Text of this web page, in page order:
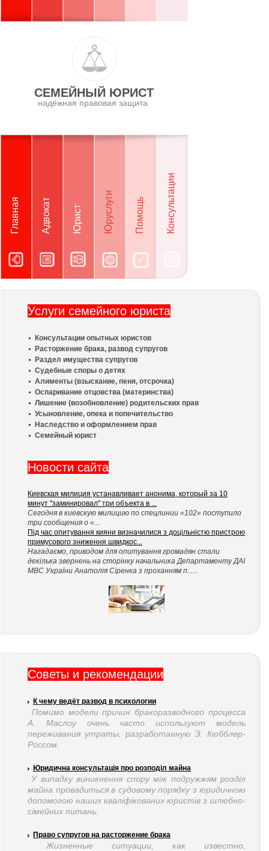
Главная Адвокат Юрист Юруслуги Помощь Консультации
СЕМЕЙНЫЙ ЮРИСТ
надёжная правовая защита
Услуги семейного юриста
Консультации опытных юристов
Расторжение брака, развод супругов
Раздел имущества супругов
Судебные споры о детях
Алименты (взыскание, пеня, отсрочка)
Оспаривание отцовства (материнства)
Лишение (возобновление) родительских прав
Усыновление, опека и попечительство
Наследство и оформлением прав
Семейный юрист
Новости сайта
Киевская милиция устанавливает анонима, который за 10
минут "заминировал" три объекта в ...
Сегодня в киевскую милицию по спецлинии «102» поступило
три сообщения о «...
Під час опитування кияни визначилися з доцільністю пристрою
примусового зниження швидкос...
Нагадаємо, приводом для опитування громадян стали
декілька звернень на сторінку начальника Департаменту ДАІ
МВС України Анатолія Сіренка з проханням п......
Cоветы и рекомендации
К чему ведёт развод в психологии
Помимо модели причин бракоразводного процесса
А. Маслоу очень часто используют модель
переживания утраты, разработанную Э. Кюбблер-
Россом.
Юридична консультація про розподіл майна
У випадку виникнення спору між подружжям розділ
майна провадиться в судовому порядку з юридичною
допомогою наших кваліфікованих юристів з шлюбно-
сімейних питань.
Право супругов на расторжение брака
Жизненные ситуации, как известно,